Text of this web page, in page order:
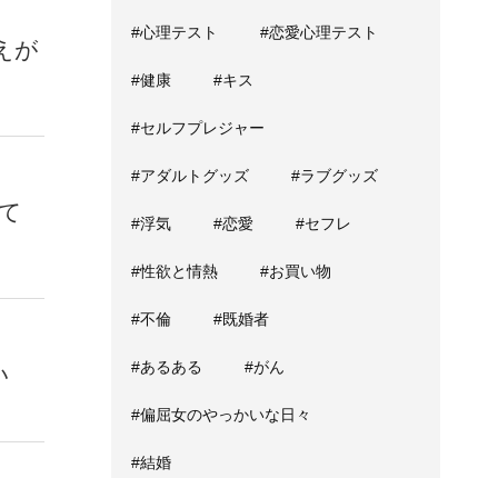
が
#心理テスト #恋愛心理テスト
#健康 #キス
#セルフプレジャー
#アダルトグッズ #ラブグッズ
#浮気 #恋愛 #セフレ
#性欲と情熱 #お買い物
#不倫 #既婚者
#あるある #がん
#偏屈女のやっかいな日々
#結婚